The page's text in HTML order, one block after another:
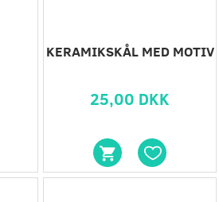
KERAMIKSKÅL MED MOTIV
25,00 DKK